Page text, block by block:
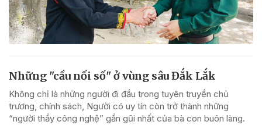
Những "cầu nối số" ở vùng sâu Đắk Lắk
Không chỉ là những người đi đầu trong tuyên truyền chủ
trương, chính sách, Người có uy tín còn trở thành những
“người thầy công nghệ” gần gũi nhất của bà con buôn làng.